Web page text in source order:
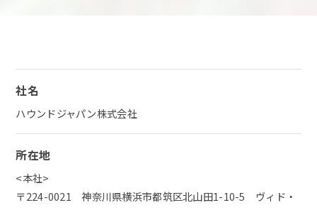
社名
ハウンドジャパン株式会社
所在地
<本社>
〒224-0021 神奈川県横浜市都筑区北山田1-10-5 ヴィド・